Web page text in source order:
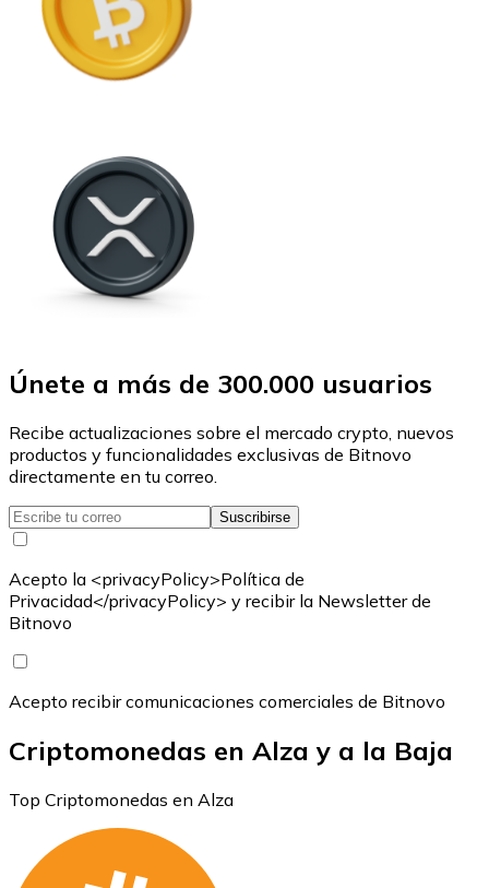
Únete a más de 300.000 usuarios
Recibe actualizaciones sobre el mercado crypto, nuevos
productos y funcionalidades exclusivas de Bitnovo
directamente en tu correo.
Suscribirse
Acepto la <privacyPolicy>Política de
Privacidad</privacyPolicy> y recibir la Newsletter de
Bitnovo
Acepto recibir comunicaciones comerciales de Bitnovo
Criptomonedas en Alza y a la Baja
Top Criptomonedas en Alza